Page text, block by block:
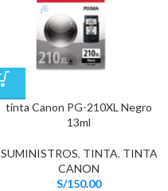
tinta Canon PG-210XL Negro
13ml
SUMINISTROS, TINTA, TINTA
CANON
S/150.00